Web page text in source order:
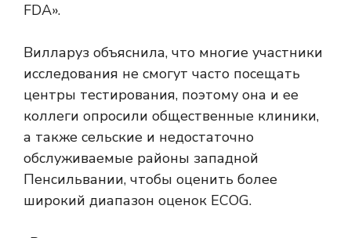
FDA».
Вилларуз объяснила, что многие участники
исследования не смогут часто посещать
центры тестирования, поэтому она и ее
коллеги опросили общественные клиники,
а также сельские и недостаточно
обслуживаемые районы западной
Пенсильвании, чтобы оценить более
широкий диапазон оценок ECOG.